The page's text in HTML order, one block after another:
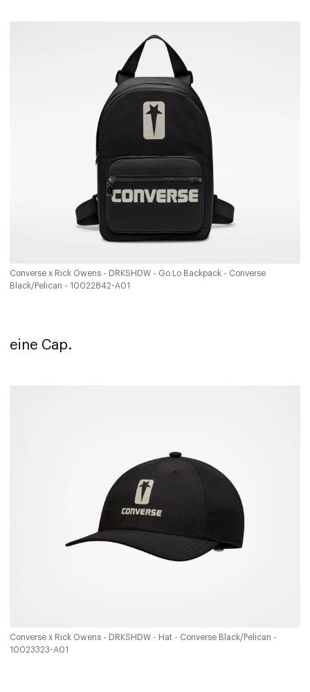
Converse x Rick Owens - DRKSHDW - Go Lo Backpack - Converse
Black/Pelican - 10022842-A01
eine Cap.
Converse x Rick Owens - DRKSHDW - Hat - Converse Black/Pelican -
10023323-A01